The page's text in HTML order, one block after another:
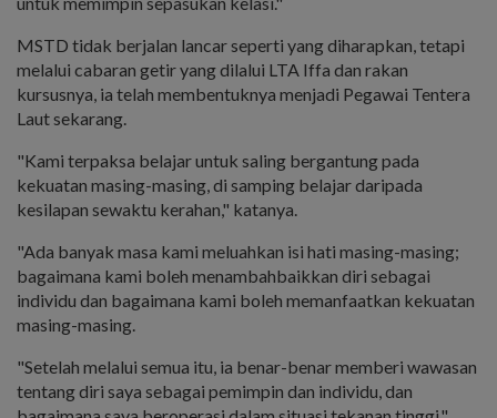
MSTD tidak berjalan lancar seperti yang diharapkan, tetapi
melalui cabaran getir yang dilalui LTA Iffa dan rakan
kursusnya, ia telah membentuknya menjadi Pegawai Tentera
Laut sekarang.
"Kami terpaksa belajar untuk saling bergantung pada
kekuatan masing-masing, di samping belajar daripada
kesilapan sewaktu kerahan," katanya.
"Ada banyak masa kami meluahkan isi hati masing-masing;
bagaimana kami boleh menambahbaikkan diri sebagai
individu dan bagaimana kami boleh memanfaatkan kekuatan
masing-masing.
"Setelah melalui semua itu, ia benar-benar memberi wawasan
tentang diri saya sebagai pemimpin dan individu, dan